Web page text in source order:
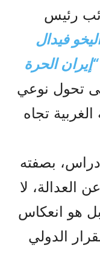
رئيس
فيدال
الحرة
تحول نوعي
تجاه
بصفته
العدالة، لا
هو انعكاس
الدولي